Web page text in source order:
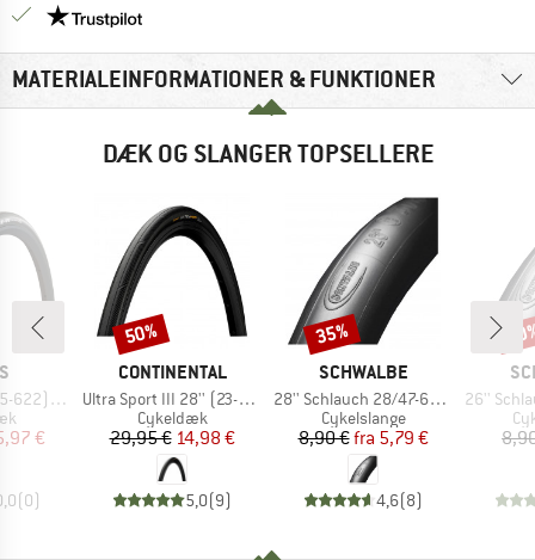
Vi er Trustpilot-certificeret - oplysningerne får du
MATERIALEINFORMATIONER & FUNKTIONER
DÆK OG SLANGER TOPSELLERE
pris
€
(0)
MÆRKE
CONTINENTAL
Artikel
Ultra Sport III 28'' (23-622) Foldable
Produktgruppe
Cykeldæk
Pris
29,95 €Nedsat pris
14,98 €
5,0(9)
Rabat
50%
MÆRKE
SCHWALBE
Artikel
28'' Schlauch 28/47-622/635 SV 17
Produktgruppe
Cykelslange
Pris
8,90 € Nedsat pris
fra 5,79 €
4,6(8)
Rabat
35%
Artikel
26'' Schlauch